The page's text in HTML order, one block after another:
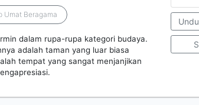
Umat Beragama
dalam rupa-rupa kategori budaya.
adalah taman yang luar biasa
tempat yang sangat menjanjikan